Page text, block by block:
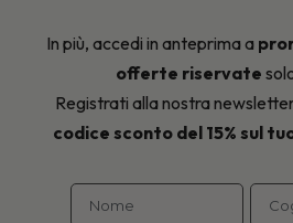
In più, accedi in anteprima a
offerte riservate
Registrati alla nostra
codice sconto del 15% sul